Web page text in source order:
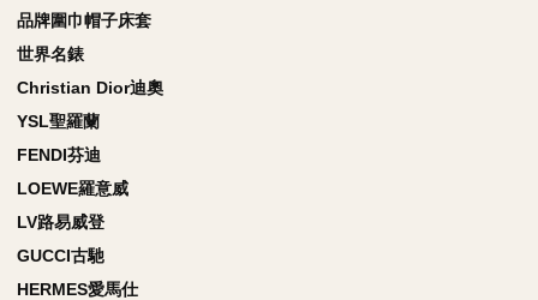
品牌圍巾帽子床套
世界名錶
Christian Dior迪奧
YSL聖羅蘭
FENDI芬迪
LOEWE羅意威
LV路易威登
GUCCI古馳
HERMES愛馬仕